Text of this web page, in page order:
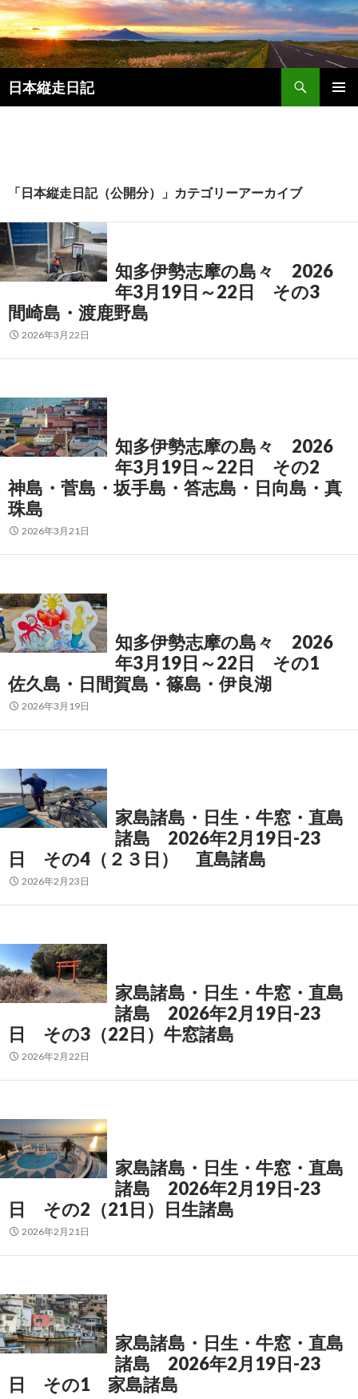
日本縦走日記
索
へ
ッ
プ
「日本縦走日記（公開分）」カテゴリーアーカイブ
知多伊勢志摩の島々 2026
年3月19日～22日 その3
間崎島・渡鹿野島
2026年3月22日
知多伊勢志摩の島々 2026
年3月19日～22日 その2
神島・菅島・坂手島・答志島・日向島・真
珠島
2026年3月21日
知多伊勢志摩の島々 2026
年3月19日～22日 その1
佐久島・日間賀島・篠島・伊良湖
2026年3月19日
家島諸島・日生・牛窓・直島
諸島 2026年2月19日-23
日 その4（２３日） 直島諸島
2026年2月23日
家島諸島・日生・牛窓・直島
諸島 2026年2月19日-23
日 その3（22日）牛窓諸島
2026年2月22日
家島諸島・日生・牛窓・直島
諸島 2026年2月19日-23
日 その2（21日）日生諸島
2026年2月21日
家島諸島・日生・牛窓・直島
諸島 2026年2月19日-23
日 その1 家島諸島